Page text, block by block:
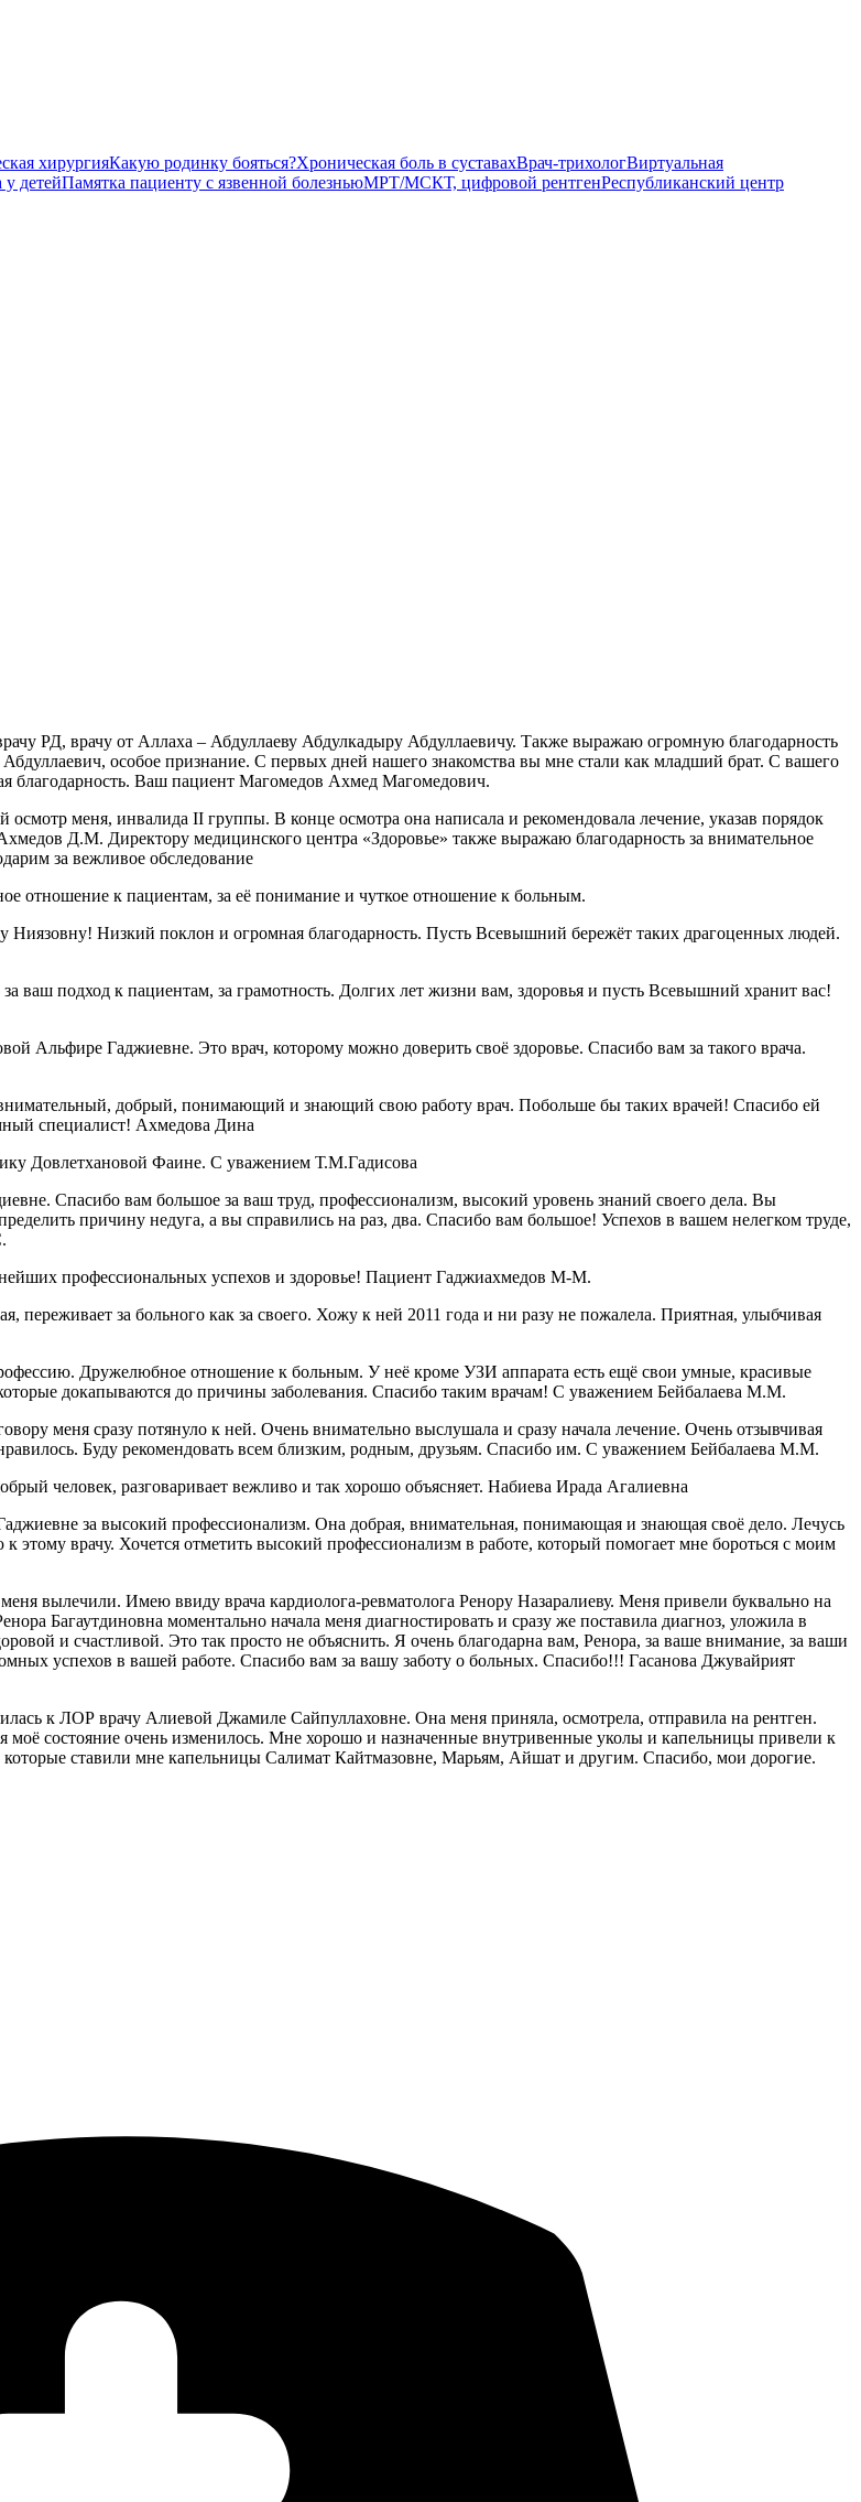
хирургияКакую родинку бояться?Хроническая боль в суставахВрач-трихологВиртуальная
детейПамятка пациенту с язвенной болезньюМРТ/МСКТ, цифровой рентгенРеспубликанский центр
РД, врачу от Аллаха – Абдуллаеву Абдулкадыру Абдуллаевичу. Также выражаю огромную благодарность
особое признание. С первых дней нашего знакомства вы мне стали как младший брат. С вашего
благодарность. Ваш пациент Магомедов Ахмед Магомедович.
меня, инвалида II группы. В конце осмотра она написала и рекомендовала лечение, указав порядок
Д.М. Директору медицинского центра «Здоровье» также выражаю благодарность за внимательное
за вежливое обследование
отношение к пациентам, за её понимание и чуткое отношение к больным.
Ниязовну! Низкий поклон и огромная благодарность. Пусть Всевышний бережёт таких драгоценных людей.
ваш подход к пациентам, за грамотность. Долгих лет жизни вам, здоровья и пусть Всевышний хранит вас!
Альфире Гаджиевне. Это врач, которому можно доверить своё здоровье. Спасибо вам за такого врача.
добрый, понимающий и знающий свою работу врач. Побольше бы таких врачей! Спасибо ей
специалист! Ахмедова Дина
Довлетхановой Фаине. С уважением Т.М.Гадисова
Спасибо вам большое за ваш труд, профессионализм, высокий уровень знаний своего дела. Вы
причину недуга, а вы справились на раз, два. Спасибо вам большое! Успехов в вашем нелегком труде,
профессиональных успехов и здоровье! Пациент Гаджиахмедов М-М.
за больного как за своего. Хожу к ней 2011 года и ни разу не пожалела. Приятная, улыбчивая
Дружелюбное отношение к больным. У неё кроме УЗИ аппарата есть ещё свои умные, красивые
докапываются до причины заболевания. Спасибо таким врачам! С уважением Бейбалаева М.М.
меня сразу потянуло к ней. Очень внимательно выслушала и сразу начала лечение. Очень отзывчивая
Буду рекомендовать всем близким, родным, друзьям. Спасибо им. С уважением Бейбалаева М.М.
человек, разговаривает вежливо и так хорошо объясняет. Набиева Ирада Агалиевна
за высокий профессионализм. Она добрая, внимательная, понимающая и знающая своё дело. Лечусь
врачу. Хочется отметить высокий профессионализм в работе, который помогает мне бороться с моим
вылечили. Имею ввиду врача кардиолога-ревматолога Ренору Назаралиеву. Меня привели буквально на
Багаутдиновна моментально начала меня диагностировать и сразу же поставила диагноз, уложила в
и счастливой. Это так просто не объяснить. Я очень благодарна вам, Ренора, за ваше внимание, за ваши
успехов в вашей работе. Спасибо вам за вашу заботу о больных. Спасибо!!! Гасанова Джувайрият
к ЛОР врачу Алиевой Джамиле Сайпуллаховне. Она меня приняла, осмотрела, отправила на рентген.
моё состояние очень изменилось. Мне хорошо и назначенные внутривенные уколы и капельницы привели к
которые ставили мне капельницы Салимат Кайтмазовне, Марьям, Айшат и другим. Спасибо, мои дорогие.